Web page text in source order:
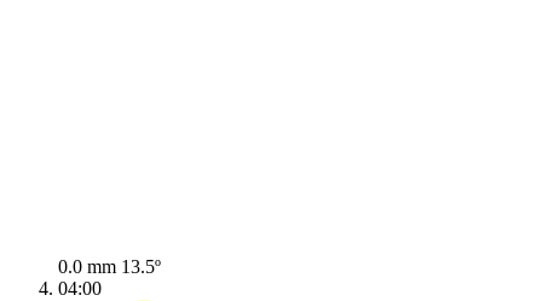
0.0 mm 13.5º
04:00